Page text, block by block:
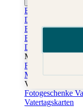
Einladungskarten
Dankeskarten
Einladungskarten
Danksagung
Muttertag
Fotogeschenke
Muttertagskarten
Vatertag
Fotogeschenke
Vatertagskarten